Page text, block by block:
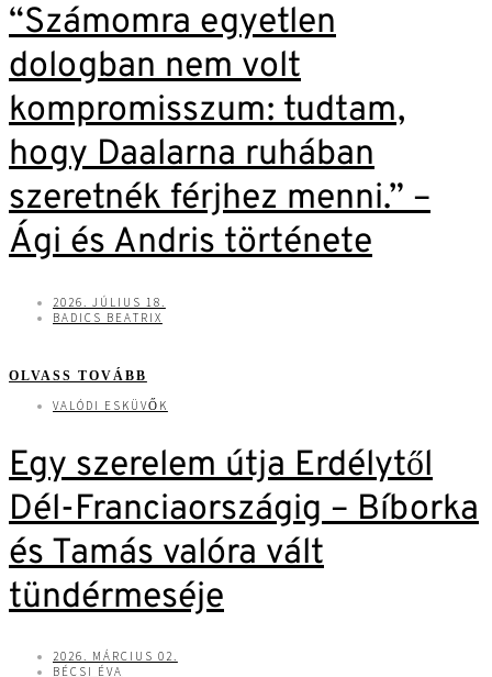
“Számomra egyetlen
dologban nem volt
kompromisszum: tudtam,
hogy Daalarna ruhában
szeretnék férjhez menni.” –
Ági és Andris története
2026. JÚLIUS 18.
BADICS BEATRIX
OLVASS TOVÁBB
VALÓDI ESKÜVŐK
Egy szerelem útja Erdélytől
Dél-Franciaországig – Bíborka
és Tamás valóra vált
tündérmeséje
2026. MÁRCIUS 02.
BÉCSI ÉVA